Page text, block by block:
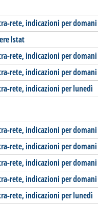
rete, indicazioni per domani
Istat
rete, indicazioni per domani
rete, indicazioni per domani
rete, indicazioni per lunedì
rete, indicazioni per domani
rete, indicazioni per domani
rete, indicazioni per domani
rete, indicazioni per domani
rete, indicazioni per lunedì